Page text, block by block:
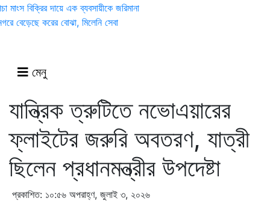
মাংস বিক্রির দায়ে এক ব্যবসায়ীকে জরিমানা
বেড়েছে করের বোঝা, মিলেনি সেবা
মেনু
যান্ত্রিক ত্রুটিতে নভোএয়ারের
ফ্লাইটের জরুরি অবতরণ, যাত্রী
ছিলেন প্রধানমন্ত্রীর উপদেষ্টা
প্রকাশিত: ১০:৫৬ অপরাহ্ণ, জুলাই ৩, ২০২৬